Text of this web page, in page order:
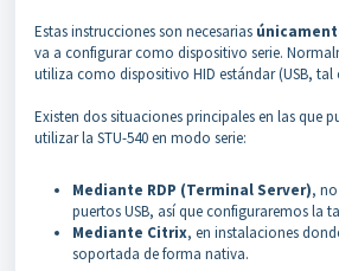
Estas instrucciones son necesarias
va a configurar como dispositivo serie.
utiliza como dispositivo HID estándar (USB,
Existen dos situaciones principales en las que
utilizar la STU-540 en modo serie:
Mediante RDP (Terminal Server),
puertos USB, así que configuraremos la
Mediante Citrix, en instalaciones
soportada de forma nativa.